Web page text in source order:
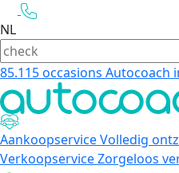
NL
85.115occasions Autocoach
AankoopserviceVolledig
VerkoopserviceZorgeloos